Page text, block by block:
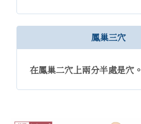
鳳巢三穴
在鳳巢二穴上兩分半處是穴。